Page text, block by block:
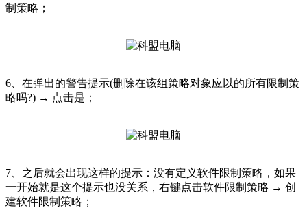
制策略；
6、在弹出的警告提示(删除在该组策略对象应以的所有限制策
略吗?) → 点击是；
7、之后就会出现这样的提示：没有定义软件限制策略，如果
一开始就是这个提示也没关系，右键点击软件限制策略 → 创
建软件限制策略；